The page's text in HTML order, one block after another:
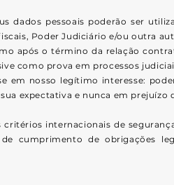
dados pessoais poderão ser
Poder Judiciário e/ou outra
após o término da relação
como prova em processos
em nosso legítimo interesse:
expectativa e nunca em prejuízo
internacionais de
cumprimento de obrigações